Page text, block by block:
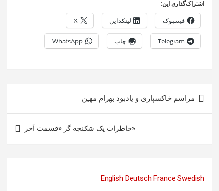
اشتراک‌گذاری این:
فیسبوک لینکداین X
Telegram چاپ WhatsApp
نوشته
مراسم خاکسپاری و یادبود بهرام مهین
«خاطرات یک شکنجه گر «قسمت آخر
English Deutsch France Swedish